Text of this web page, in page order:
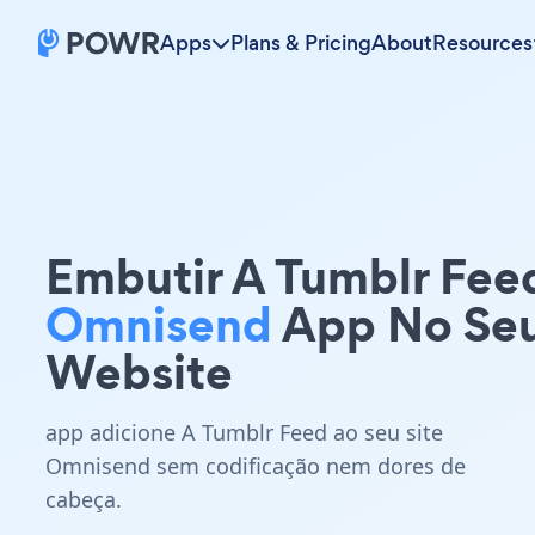
Apps Plans & PricingAboutResources
Embutir A Tumblr
OmnisendApp No
Website
app adicione A Tumblr Feed ao seu site
Omnisend sem codificação nem dores de
cabeça.